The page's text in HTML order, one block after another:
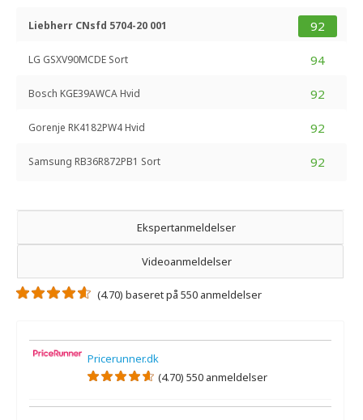
92
Liebherr CNsfd 5704-20 001
94
LG GSXV90MCDE Sort
92
Bosch KGE39AWCA Hvid
92
Gorenje RK4182PW4 Hvid
92
Samsung RB36R872PB1 Sort
Ekspertanmeldelser
Videoanmeldelser
(4.70) baseret på 550 anmeldelser
Pricerunner.dk
(4.70) 550 anmeldelser